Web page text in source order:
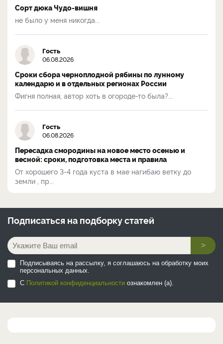
Сорт дюка Чудо-вишня
не было у меня никогда...
Гость
06.08.2026
Сроки сбора черноплодной рябины по лунному
календарю и в отдельных регионах России
Фигня полная, автор хоть в огороде-то была?...
Гость
06.08.2026
Пересадка смородины на новое место осенью и
весной: сроки, подготовка места и правила
От хорошего 3-4 года куста в мае нагибаю ветку до
земли , пр...
Подписаться на подборку статей
>
Подписываясь на рассылку, я соглашаюсь на обработку моих
персональных данных.
С Политикой конфиденциальности ознакомлен (а).